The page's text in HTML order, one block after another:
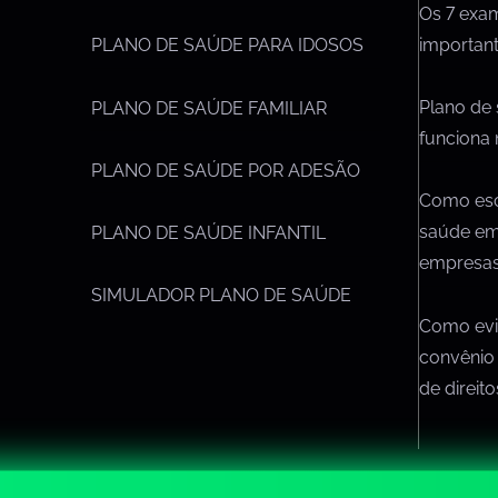
PLANO DE SAÚDE PARA IDOSOS
PLANO DE SAÚDE FAMILIAR
PLANO DE SAÚDE POR ADESÃO
PLANO DE SAÚDE INFANTIL
SIMULADOR PLANO DE SAÚDE
Os 7
Plano de
funciona
Como
saúde
Como
de